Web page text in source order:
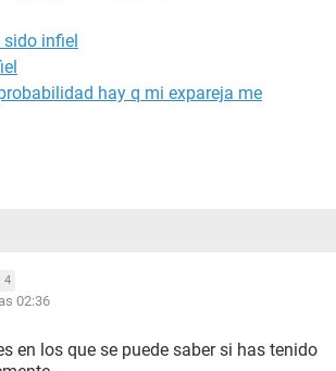
sido infiel
hay q mi expareja me
4
02:36
en los que se puede saber si has tenido